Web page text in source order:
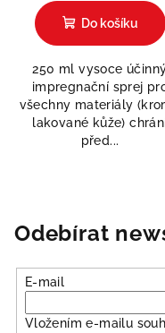
Do košíku
250 ml vysoce
impregnační sprej
všechny materiály
lakované kůže)
před...
Odebírat
E-mail
Vložením e-mailu